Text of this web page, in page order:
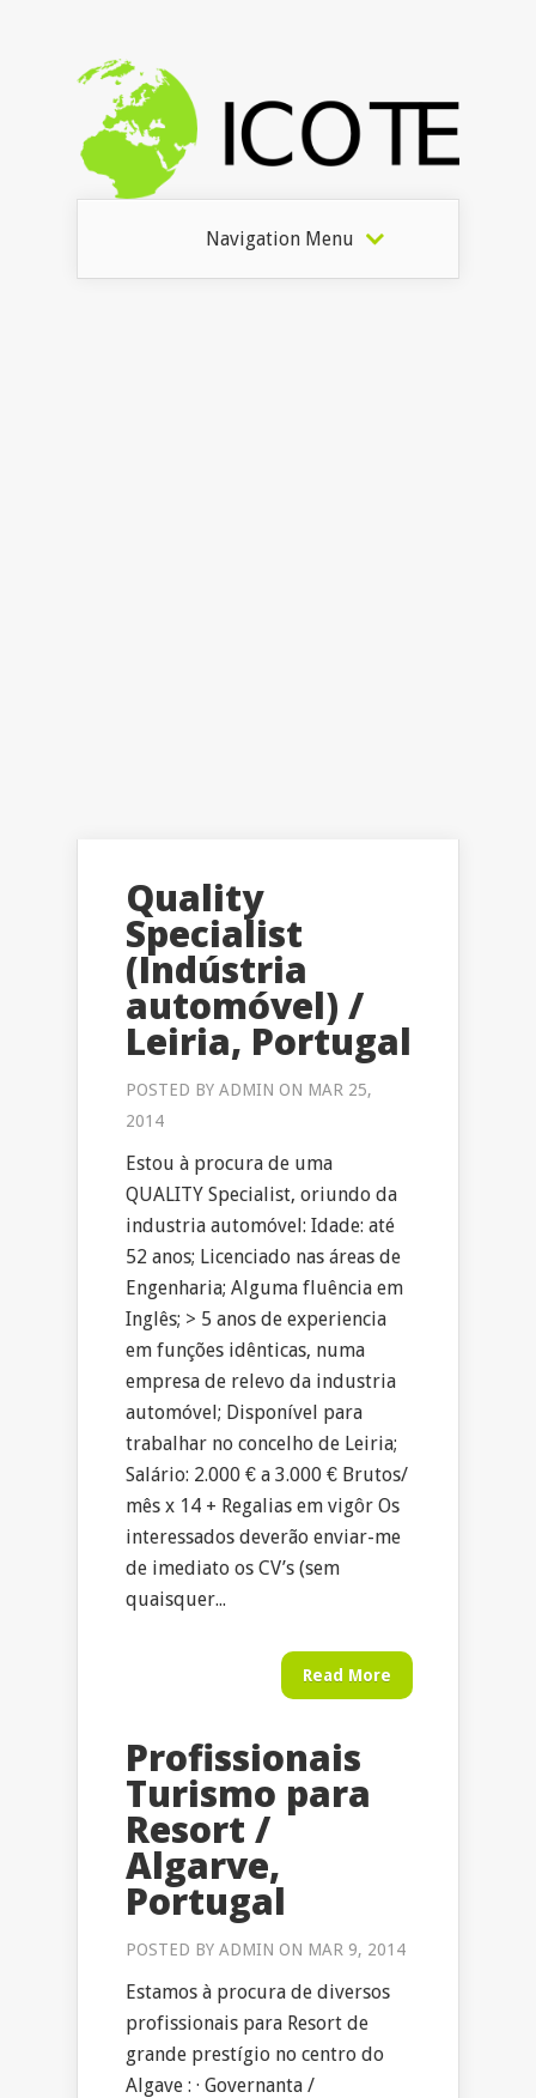
Navigation Menu
Quality
Specialist
(Indústria
automóvel) /
Leiria, Portugal
POSTED BY ADMIN ON MAR 25,
2014
Estou à procura de uma
QUALITY Specialist, oriundo da
industria automóvel: Idade: até
52 anos; Licenciado nas áreas de
Engenharia; Alguma fluência em
Inglês; > 5 anos de experiencia
em funções idênticas, numa
empresa de relevo da industria
automóvel; Disponível para
trabalhar no concelho de Leiria;
Salário: 2.000 € a 3.000 € Brutos/
mês x 14 + Regalias em vigôr Os
interessados deverão enviar-me
de imediato os CV’s (sem
quaisquer...
Read More
Profissionais
Turismo para
Resort /
Algarve,
Portugal
POSTED BY ADMIN ON MAR 9, 2014
Estamos à procura de diversos
profissionais para Resort de
grande prestígio no centro do
Algave : · Governanta /